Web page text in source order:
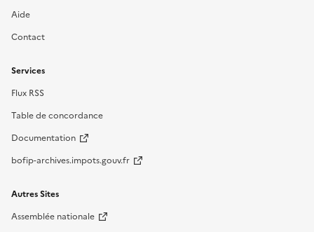
Aide
Contact
Services
Flux RSS
Table de concordance
Documentation
bofip-archives.impots.gouv.fr
Autres Sites
Assemblée nationale